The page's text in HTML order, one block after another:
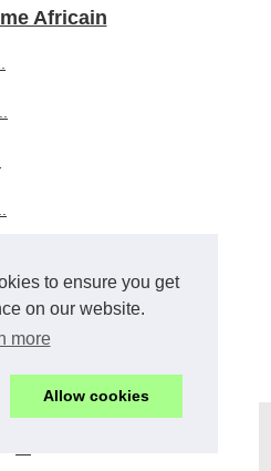
to ensure you get
on our website.
more
Allow cookies
Africain